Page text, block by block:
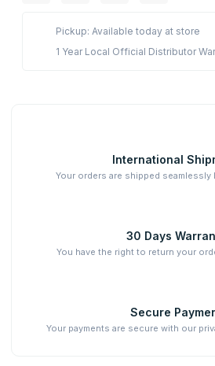
Pickup: Available today at store
1 Year Local Official Distributor
International
Your orders are shipped
30 Days
You have the right to return your
Secure
Your payments are secure with our